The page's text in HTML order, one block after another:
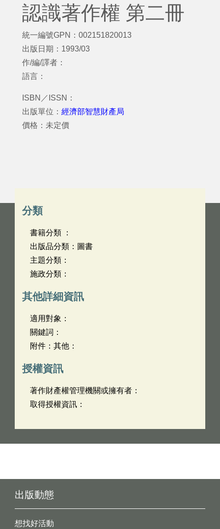
認識著作權 第二冊
統一編號GPN：002151820013
出版日期：1993/03
作/編/譯者：
語言：
ISBN／ISSN：
出版單位： 經濟部智慧財產局
價格：未定價
分類
書籍分類 ：
出版品分類：圖書
主題分類：
施政分類：
其他詳細資訊
適用對象：
關鍵詞：
附件：其他：
授權資訊
著作財產權管理機關或擁有者：
取得授權資訊：
出版動態
想找好活動